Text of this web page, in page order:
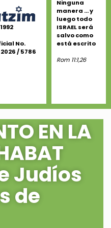
No.
/ 5786
Ninguna
manera ... y
luego todo
ISRAEL será
salvo como
está escrito
Rom 11:1,26
EN LA
Judíos
de